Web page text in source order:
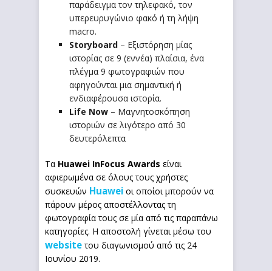
παράδειγμα τον τηλεφακό, τον
υπερευρυγώνιο φακό ή τη λήψη
macro.
Storyboard – Εξιστόρηση μίας
ιστορίας σε 9 (εννέα) πλαίσια, ένα
πλέγμα 9 φωτογραφιών που
αφηγούνται μια σημαντική ή
ενδιαφέρουσα ιστορία.
Life Now – Μαγνητοσκόπηση
ιστοριών σε λιγότερο από 30
δευτερόλεπτα
Τα Huawei InFocus Awards είναι
αφιερωμένα σε όλους τους χρήστες
συσκευών Huawei οι οποίοι μπορούν να
πάρουν μέρος αποστέλλοντας τη
φωτογραφία τους σε μία από τις παραπάνω
κατηγορίες. Η αποστολή γίνεται μέσω του
websiteτου διαγωνισμού από τις 24
Ιουνίου 2019.